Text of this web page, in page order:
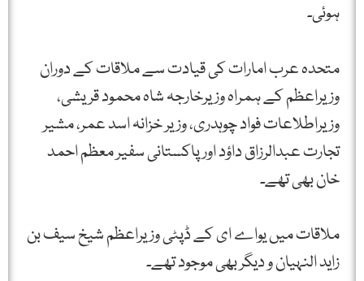
ہوئی۔
متحدہ عرب امارات کی قیادت سے ملاقات کے دوران
وزیراعظم کے ہمراہ وزیرخارجہ شاہ محمود قریشی،
وزیراطلاعات فواد چوہدری، وزیر خزانہ اسد عمر، مشیر
تجارت عبدالرزاق داؤد اور پاکستانی سفیر معظم احمد
خان بھی تھے۔
ملاقات میں یواے ای کے ڈپٹی وزیراعظم شیخ سیف بن
زاید النہیان و دیگر بھی موجود تھے۔